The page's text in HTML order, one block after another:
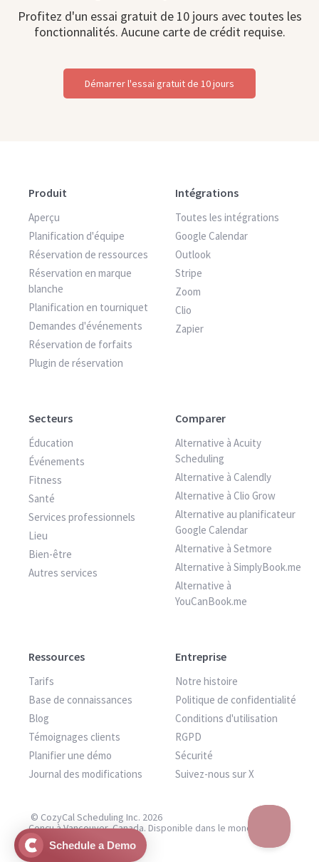
Profitez d'un essai gratuit de 10 jours avec toutes les
fonctionnalités. Aucune carte de crédit requise.
Démarrer l'essai gratuit de 10 jours
Produit
Aperçu
Planification d'équipe
Réservation de ressources
Réservation en marque
blanche
Planification en tourniquet
Demandes d'événements
Réservation de forfaits
Plugin de réservation
Intégrations
Toutes les intégrations
Google Calendar
Outlook
Stripe
Zoom
Clio
Zapier
Secteurs
Éducation
Événements
Fitness
Santé
Services professionnels
Lieu
Bien-être
Autres services
Comparer
Alternative à Acuity
Scheduling
Alternative à Calendly
Alternative à Clio Grow
Alternative au planificateur
Google Calendar
Alternative à Setmore
Alternative à SimplyBook.me
Alternative à
YouCanBook.me
Ressources
Tarifs
Base de connaissances
Blog
Témoignages clients
Planifier une démo
Journal des modifications
Entreprise
Notre histoire
Politique de confidentialité
Conditions d'utilisation
RGPD
Sécurité
Suivez-nous sur X
© CozyCal Scheduling Inc. 2026
Conçu à Vancouver, Canada. Disponible dans le monde entier.
Schedule a Demo